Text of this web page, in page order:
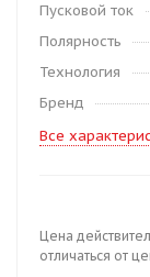
Пусковой ток
Полярность
Технология
Бренд
Все
Цена
отличаться от